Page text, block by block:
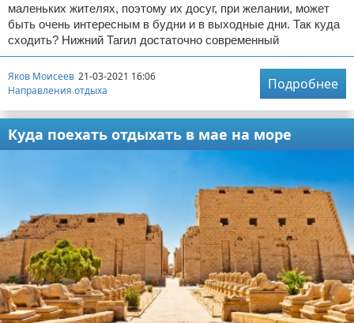
маленьких жителях, поэтому их досуг, при желании, может
быть очень интересным в будни и в выходные дни. Так куда
сходить? Нижний Тагил достаточно современный
Яков Моисеев 21-03-2021 16:06
Направления отдыха
Подробнее
Куда поехать отдыхать в мае на море